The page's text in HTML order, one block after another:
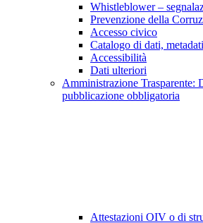
Whistleblower –
Prevenzione della
Accesso civico
Catalogo di dati,
Accessibilità
Dati ulteriori
Amministrazione Trasparente:
pubblicazione obbligatoria
Attestazioni OIV o di